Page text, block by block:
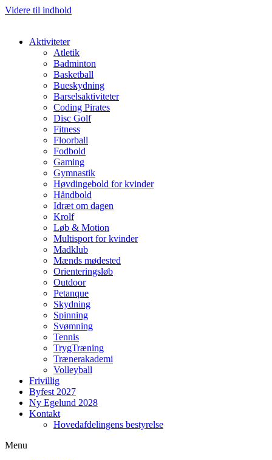
Videre til indhold
Aktiviteter
Atletik
Badminton
Basketball
Bueskydning
Barselsaktiviteter
Coding Pirates
Disc Golf
Fitness
Floorball
Fodbold
Gaming
Gymnastik
Høvdingebold for kvinder
Håndbold
Idræt om dagen
Krolf
Løb & Motion
Multisport for kvinder
Madklub
Mænds mødested
Orienteringsløb
Outdoor
Petanque
Skydning
Spinning
Svømning
Tennis
TrygTræning
Trænerakademi
Volleyball
Frivillig
Byfest 2027
Ny Egelund 2028
Kontakt
Hovedafdelingens bestyrelse
Menu